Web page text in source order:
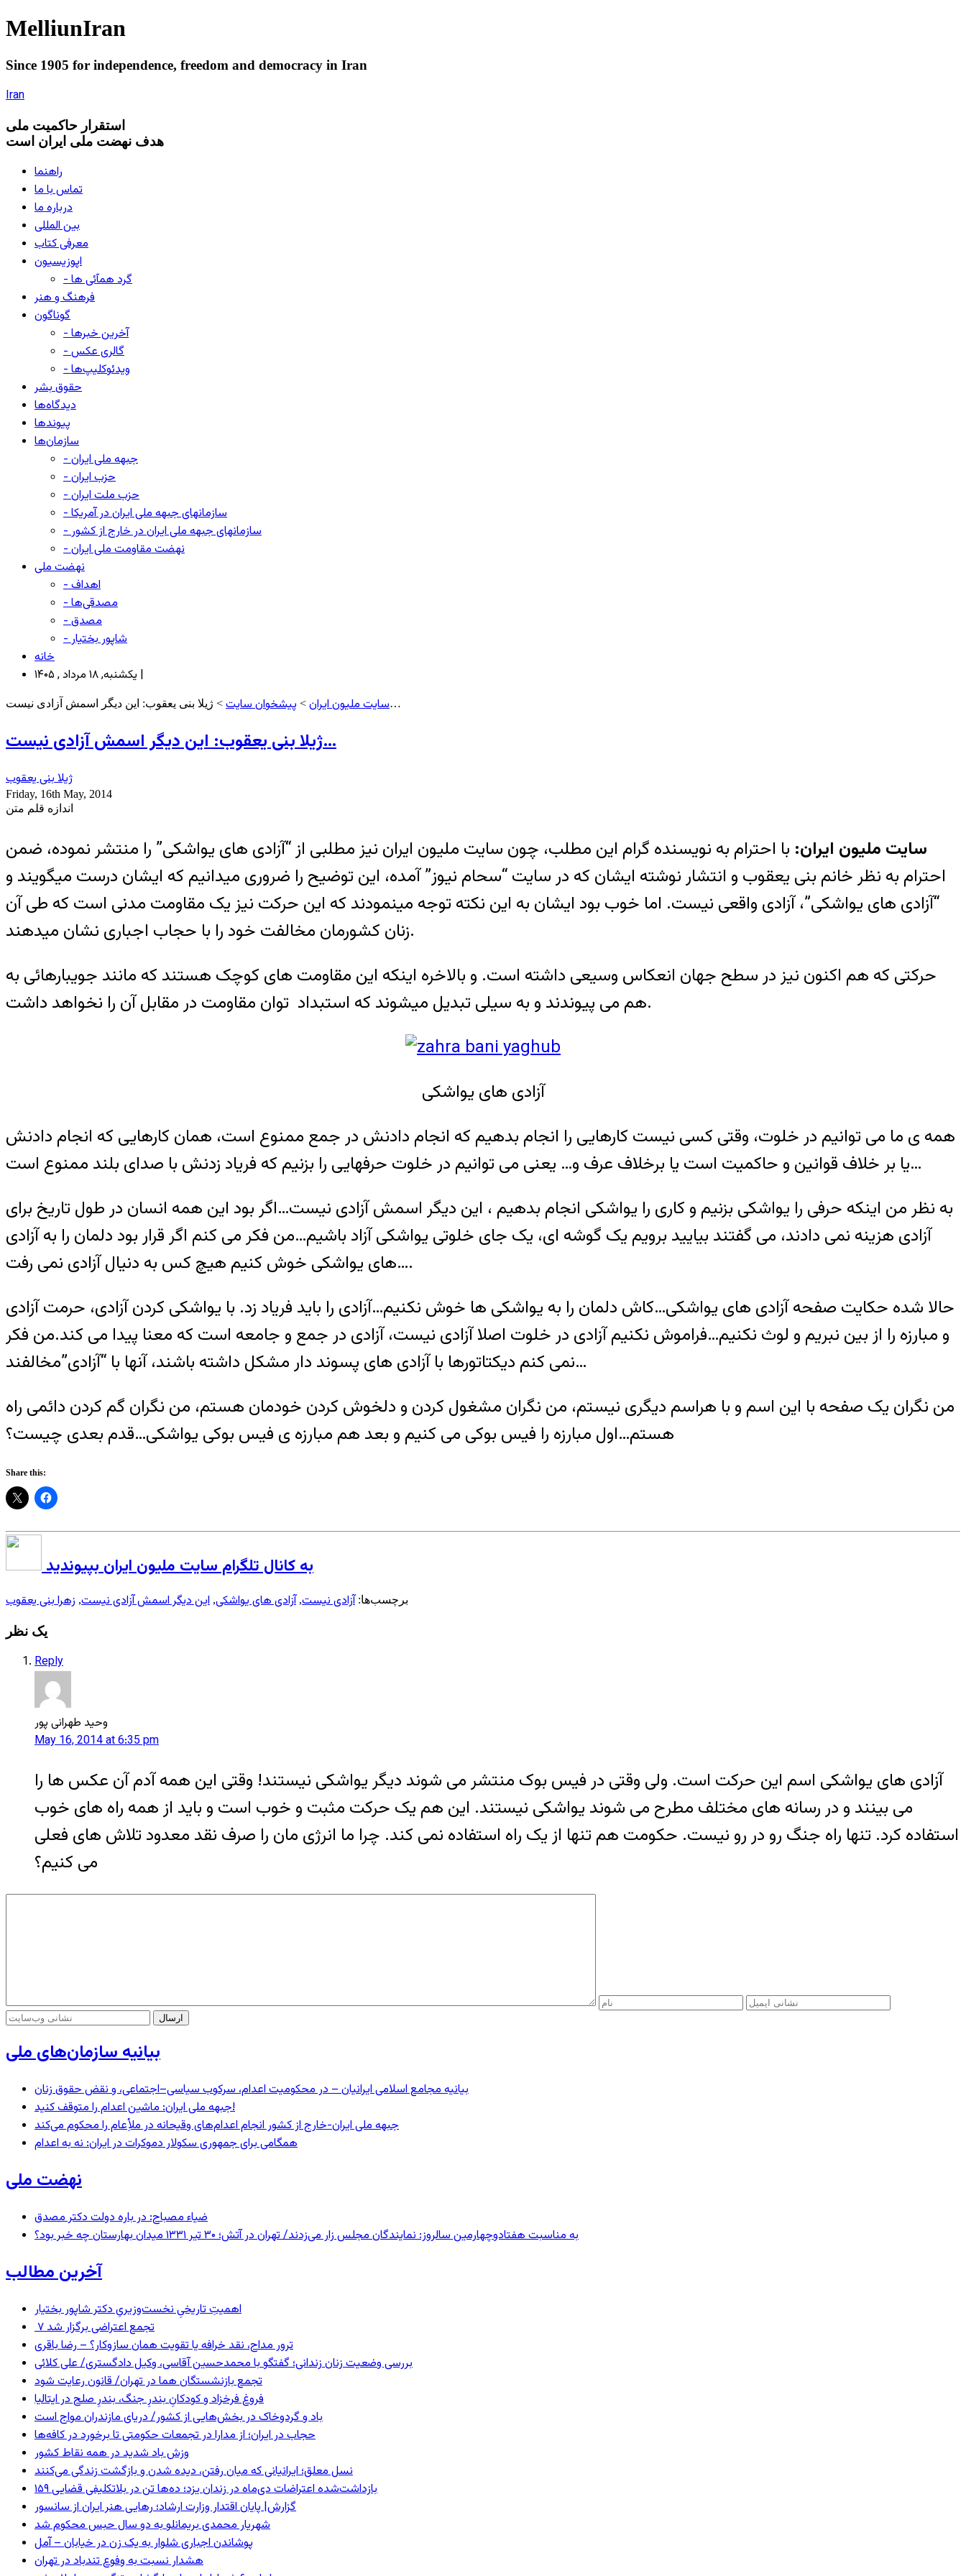
MelliunIran
Since 1905 for independence, freedom and democracy in Iran
Iran
استقرار حاکميت ملی
هدف نهضت ملی ایران است
راهنما
تماس با ما
درباره ما
بین المللی
معرفی کتاب
اپوزیسیون
- گرد همآئی ها
فرهنگ و هنر
گوناگون
- آخرین خبرها
- گالری عکس
- ویدئوکلیپ‌ها
حقوق بشر
دیدگاه‌ها
پیوندها
سازمان‌ها
- جبهه ملی ایران
- حزب ایران
- حزب ملت ایران
- سازمانهای جبهه ملی ایران در آمریکا
- سازمانهای جبهه ملی ایران در خارج از کشور
- نهضت مقاومت ملی ایران
نهضت ملی
- اهداف
- مصدقی‌ها
- مصدق
- شاپور بختیار
خانه
یکشنبه, ۱۸ مرداد , ۱۴۰۵ |
سایت ملیون ایران > پیشخوان سایت > ژیلا بنی یعقوب: این دیگر اسمش آزادی نیست…
ژیلا بنی یعقوب: این دیگر اسمش آزادی نیست…
ژیلا بنی یعقوب
Friday, 16th May, 2014
اندازه قلم متن
سایت ملیون ایران: با احترام به نویسنده گرام این مطلب، چون سایت ملیون ایران نیز مطلبی از “آزادی های یواشکی” را منتشر نموده، ضمن
احترام به نظر خانم بنی یعقوب و انتشار نوشته ایشان که در سایت “سحام نيوز” آمده، این توضیح را ضروری میدانیم که ایشان درست میگویند و
“آزادی های یواشکی”، آزادی واقعی نیست. اما خوب بود ایشان به این نکته توجه مینمودند که این حرکت نیز یک مقاومت مدنی است که طی آن
زنان کشورمان مخالفت خود را با حجاب اجباری نشان میدهند.
حرکتی که هم اکنون نیز در سطح جهان انعکاس وسیعی داشته است. و بالاخره اینکه این مقاومت های کوچک هستند که مانند جویبارهائی به
هم می پیوندند و به سیلی تبدیل میشوند که استبداد توان مقاومت در مقابل آن را نخواهد داشت.
آزادی های یواشکی
همه ی ما می توانیم در خلوت، وقتی کسی نیست کارهایی را انجام بدهیم که انجام دادنش در جمع ممنوع است، همان کارهایی که انجام دادنش
یا بر خلاف قوانین و حاکمیت است یا برخلاف عرف و… یعنی می توانیم در خلوت حرفهایی را بزنیم که فریاد زدنش با صدای بلند ممنوع است…
به نظر من اینکه حرفی را یواشکی بزنیم و کاری را یواشکی انجام بدهیم ، این دیگر اسمش آزادی نیست…اگر بود این همه انسان در طول تاریخ برای
آزادی هزینه نمی دادند، می گفتند بیایید برویم یک گوشه ای، یک جای خلوتی یواشکی آزاد باشیم…من فکر می کنم اگر قرار بود دلمان را به آزادی
های یواشکی خوش کنیم هیچ کس به دنیال آزادی نمی رفت….
حالا شده حکایت صفحه آزادی های یواشکی…کاش دلمان را به یواشکی ها خوش نکنیم…آزادی را باید فریاد زد. با یواشکی کردن آزادی، حرمت آزادی
و مبارزه را از بین نبریم و لوث نکنیم…فراموش نکنیم آزادی در خلوت اصلا آزادی نیست، آزادی در جمع و جامعه است که معنا پیدا می کند.من فکر
نمی کنم دیکتاتورها با آزادی های پسوند دار مشکل داشته باشند، آنها با “آزادی”مخالفند…
من نگران یک صفحه با این اسم و با هراسم دیگری نیستم، من نگران مشغول کردن و دلخوش کردن خودمان هستم، من نگران گم کردن دائمی راه
هستم…اول مبارزه را فیس بوکی می کنیم و بعد هم مبارزه ی فیس بوکی یواشکی…قدم بعدی چیست؟
Share this:
به کانال تلگرام سایت ملیون ایران بپیوندید
برچسب‌ها:آزادی نیست,آزادی های یواشکی, این دیگر اسمش آزادی نیست, زهرا بنی یعقوب
یک نظر
Reply
وحید طهرانی پور
May 16, 2014 at 6:35 pm
آزادی های یواشکی اسم این حرکت است. ولی وقتی در فیس بوک منتشر می شوند دیگر یواشکی نیستند! وقتی این همه آدم آن عکس ها را
می بینند و در رسانه های مختلف مطرح می شوند یواشکی نیستند. این هم یک حرکت مثبت و خوب است و باید از همه راه های خوب
استفاده کرد. تنها راه جنگ رو در رو نیست. حکومت هم تنها از یک راه استفاده نمی کند. چرا ما انرژی مان را صرف نقد معدود تلاش های فعلی
می کنیم؟
بیانیه سازمان‌های ملی
بیانیه مجامع اسلامی ایرانیان – در محکومیت اعدام، سرکوب سیاسی–اجتماعی، و نقض حقوق زنان
جبهه ملی ایران: ماشین اعدام را متوقف کنید!
جبهه ملی ایران-خارج از کشور انجام اعدام‌های وقیحانه در ملأِعام را محکوم می‌کند
همگامی برای جمهوری سکولار دموکرات در ایران: نه به اعدام
نهضت ملی
ضیاء مصباح: در باره دولت دکتر مصدق
به مناسبت هفتادوچهارمین سالروز: نمایندگان مجلس زار می‌زدند/ تهران در آتش؛ ۳۰ تیر ۱۳۳۱ میدان بهارستان چه خبر بود؟
آخرین مطالب
اهمیتِ تاریخیِ نخست‌وزیریِ دکتر شاپور بختیار
۷ تجمع اعتراضی برگزار شد
ترور مداح، نقد خرافه یا تقویت همان سازوکار؟ – رضا باقری
بررسی وضعیت زنان زندانی؛ گفتگو با محمدحسین آقاسی، وکیل دادگستری/ علی کلائی
تجمع بازنشستگان هما در تهران/ قانون رعایت شود
فروغ فرخزاد و کودکانِ بندرِ جنگ، بندرِ صلح در ایتالیا
باد و گردوخاک در بخش‌هایی از کشور/ دریای مازندران مواج است
حجاب در ایران؛ از مدارا در تجمعات حکومتی تا برخورد در کافه‌ها
وزش باد شدید در همه نقاط کشور
نسل معلق؛ ایرانیانی که میان رفتن، دیده شدن و بازگشت زندگی می‌کنند
۱۵۹ بازداشت‌شده اعتراضات دی‌ماه در زندان یزد؛ ده‌ها تن در بلاتکلیفی قضایی
گزارش| پایان اقتدار وزارت ارشاد؛ رهایی هنر ایران از سانسور
شهریار محمدی بریمانلو به دو سال حبس محکوم شد
پوشاندن اجباری شلوار به یک زن در خیابان – آمل
هشدار نسبت به وفوع تندباد در تهران